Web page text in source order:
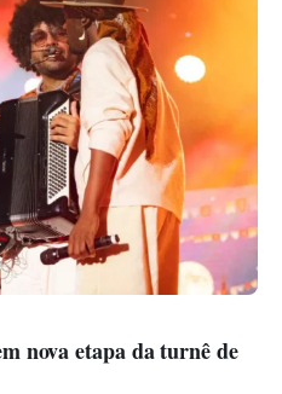
nova etapa da turnê de